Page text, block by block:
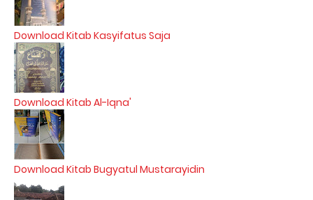
Download Kitab Kasyifatus Saja
Download Kitab Al-Iqna'
Download Kitab Bugyatul Mustarayidin